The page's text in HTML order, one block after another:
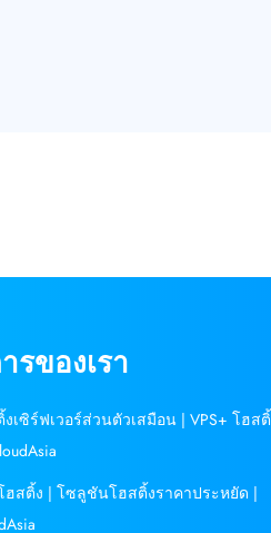
รของเรา
เซิร์ฟเวอร์ส่วนตัวเสมือน | VPS+ โฮสติ้
ฮสติ้ง | โซลูชันโฮสติ้งราคาประหยัด |